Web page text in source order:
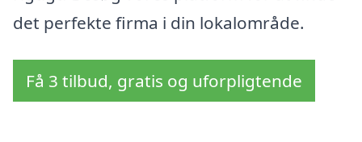
det perfekte firma i din lokalområde.
Få 3 tilbud, gratis og uforpligtende